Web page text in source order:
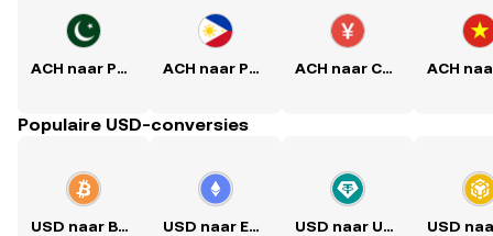
ACH naar PKR ACH naar PHP ACH naar CNY
Populaire USD-conversies
USD naar BTC USD naar ETH USD naar USDT